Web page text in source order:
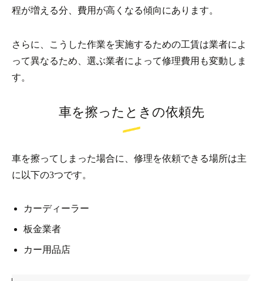
程が増える分、費用が高くなる傾向にあります。
さらに、こうした作業を実施するための工賃は業者によ
って異なるため、選ぶ業者によって修理費用も変動しま
す。
車を擦ったときの依頼先
車を擦ってしまった場合に、修理を依頼できる場所は主
に以下の3つです。
カーディーラー
板金業者
カー用品店